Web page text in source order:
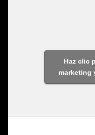
Haz clic
marketing